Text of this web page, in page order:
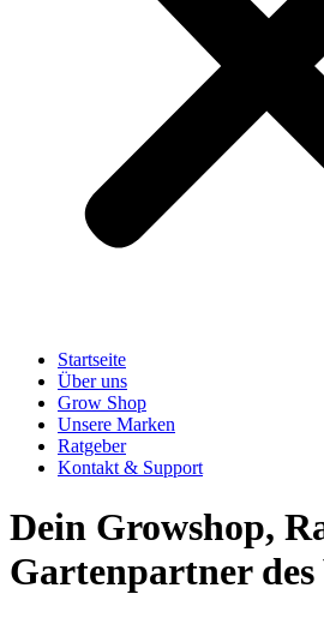
Startseite
Über uns
Grow Shop
Unsere Marken
Ratgeber
Kontakt & Support
Dein Growshop,
Gartenpartner